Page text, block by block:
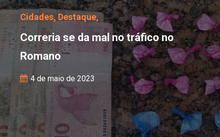
Cidades, Destaque,
Correria se da mal no tráfico no
Romano
4 de maio de 2023